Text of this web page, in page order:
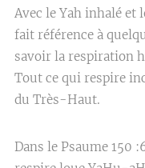
Avec le Yah inhalé et
fait référence à
savoir la respiration
Tout ce qui respire
du Très-Haut.
Dans le Psaume 150